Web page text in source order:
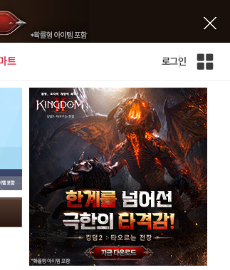
트 로그인
인
전
체
사
이
트
맵